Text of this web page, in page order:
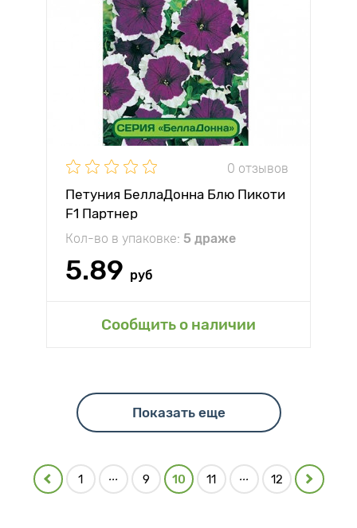
0 отзывов
Петуния БеллаДонна Блю Пикоти
F1 Партнер
Кол-во в упаковке: 5 драже
5.89 руб
Сообщить о наличии
Показать еще
1 ... 9 10 11 ... 12